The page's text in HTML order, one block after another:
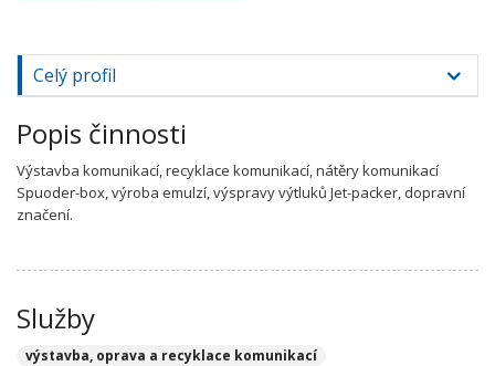
Celý profil
Popis činnosti
Výstavba komunikací, recyklace komunikací, nátěry komunikací
Spuoder-box, výroba emulzí, výspravy výtluků Jet-packer, dopravní
značení.
Služby
výstavba, oprava a recyklace komunikací